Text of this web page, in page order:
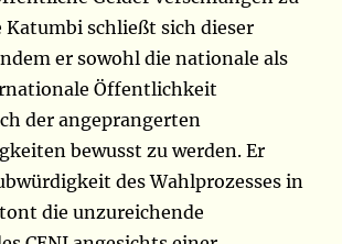
Katumbi schließt sich dieser
er sowohl die nationale als
Öffentlichkeit
der angeprangerten
bewusst zu werden. Er
des Wahlprozesses in
die unzureichende